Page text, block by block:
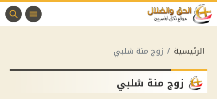
الرئيسية زوج منة شلبي
زوج منة شلبي